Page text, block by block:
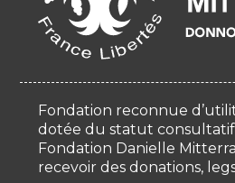
Fondation reconnue
dotée du statut consultatif
Fondation Danielle
recevoir des donations,